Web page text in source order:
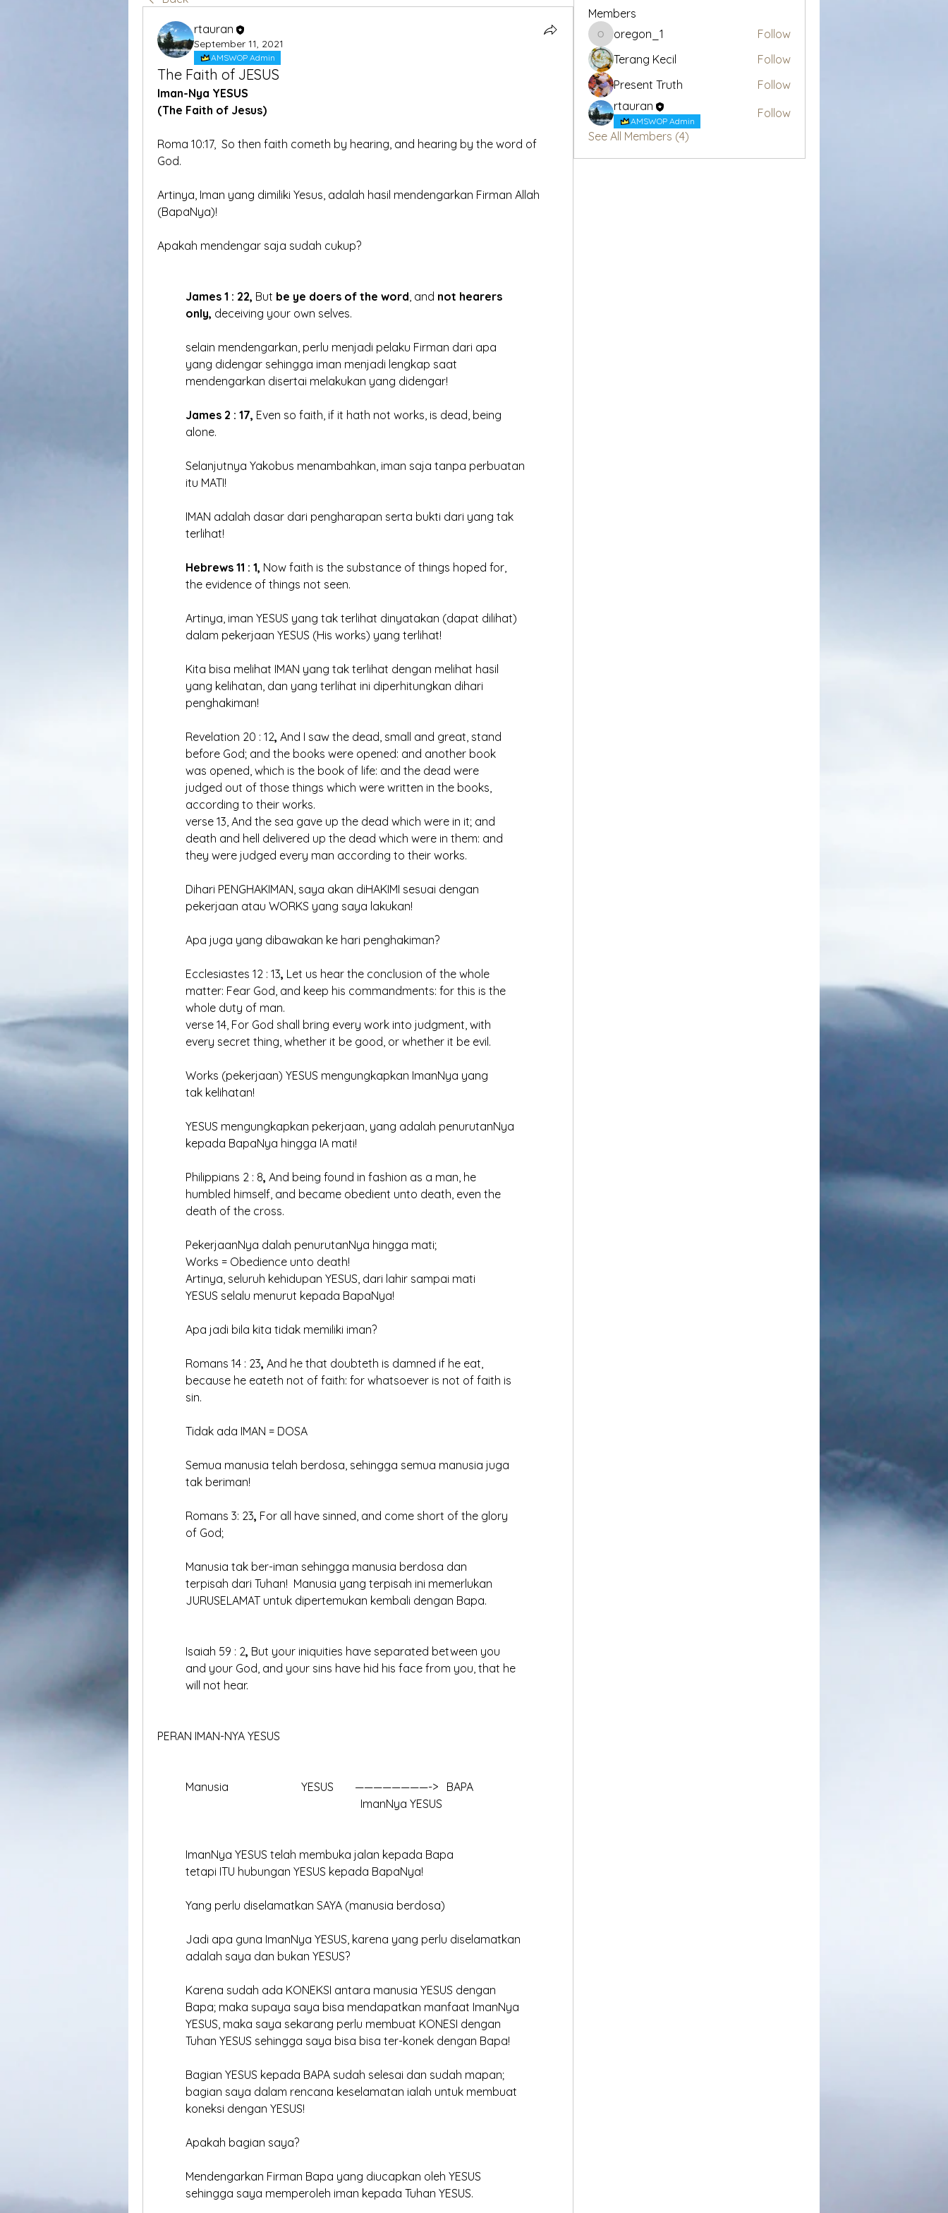
rtauran
September 11, 2021
AMSWOP Admin
The Faith of JESUS
Iman-Nya YESUS
(The Faith of Jesus)
Roma 10:17,  So then faith cometh by hearing, and hearing by the word of
God.
Artinya, Iman yang dimiliki Yesus, adalah hasil mendengarkan Firman Allah
(BapaNya)!
Apakah mendengar saja sudah cukup?
James 1 : 22, But be ye doers of the word , and
only, deceiving your own selves.
	selain mendengarkan, perlu menjadi pelaku Firman dari apa
	yang didengar sehingga iman menjadi lengkap saat
	mendengarkan disertai melakukan yang didengar!
James 2 : 17, Even so faith, if it hath not works, is dead, being
	alone.
	Selanjutnya Yakobus menambahkan, iman saja tanpa perbuatan
	itu MATI!
	IMAN adalah dasar dari pengharapan serta bukti dari yang tak
terlihat!
Hebrews 11 : 1, Now faith is the substance of things hoped for,
	the evidence of things not seen.
	dalam pekerjaan YESUS (His works) yang terlihat!
	Kita bisa melihat IMAN yang tak terlihat dengan melihat hasil
	yang kelihatan, dan yang terlihat ini diperhitungkan dihari
	penghakiman!
	Revelation 20 : 12
, And I saw the dead, small and great, stand
	before God; and the books were opened: and another book
	was opened, which is the book of life: and the dead were
	judged out of those things which were written in the books,
	according to their works.
	verse 13, And the sea gave up the dead which were in it; and
	death and hell delivered up the dead which were in them: and
	they were judged every man according to their works.
	Dihari PENGHAKIMAN, saya akan diHAKIMI sesuai dengan
	pekerjaan atau WORKS yang saya lakukan!
	Apa juga yang dibawakan ke hari penghakiman?
	Ecclesiastes 12 : 13
, Let us hear the conclusion of the whole
	matter: Fear God, and keep his commandments: for this is the
	whole duty of man.
	verse 14, For God shall bring every work into judgment, with
	every secret thing, whether it be good, or whether it be evil.
	Works (pekerjaan) YESUS mengungkapkan ImanNya yang
	tak kelihatan!
	YESUS mengungkapkan pekerjaan, yang adalah penurutanNya
	kepada BapaNya hingga IA mati!
	Philippians 2 : 8
, And being found in fashion as a man, he
	humbled himself, and became obedient unto death, even the
	death of the cross.
	PekerjaanNya dalah penurutanNya hingga mati;
	Works = Obedience unto death!
	Artinya, seluruh kehidupan YESUS, dari lahir sampai mati
	YESUS selalu menurut kepada BapaNya!
	Apa jadi bila kita tidak memiliki iman?
	Romans 14 : 23
, And he that doubteth is damned if he eat,
	because he eateth not of faith: for whatsoever is not of faith is
	sin.
	Tidak ada IMAN = DOSA
	Semua manusia telah berdosa, sehingga semua manusia juga
	tak beriman!
	Romans 3: 23
, For all have sinned, and come short of the glory
	of God;
	Manusia tak ber-iman sehingga manusia berdosa dan
	terpisah dari Tuhan!  Manusia yang terpisah ini memerlukan
	JURUSELAMAT untuk dipertemukan kembali dengan Bapa.
	Isaiah 59 : 2
, But your iniquities have separated between you
	and your God, and your sins have hid his face from you, that he
	will not hear.
PERAN IMAN-NYA YESUS
	Manusia			 YESUS 	————————->   BAPA
						            ImanNya YESUS
	ImanNya YESUS telah membuka jalan kepada Bapa
	tetapi ITU hubungan YESUS kepada BapaNya!
	Yang perlu diselamatkan SAYA (manusia berdosa)
	Jadi apa guna ImanNya YESUS, karena yang perlu diselamatkan
	adalah saya dan bukan YESUS?
	Karena sudah ada KONEKSI antara manusia YESUS dengan
	Bapa; maka supaya saya bisa mendapatkan manfaat ImanNya
	YESUS, maka saya sekarang perlu membuat KONESI dengan
	Tuhan YESUS sehingga saya bisa bisa ter-konek dengan Bapa!
	Bagian YESUS kepada BAPA sudah selesai dan sudah mapan;
	bagian saya dalam rencana keselamatan ialah untuk membuat
	koneksi dengan YESUS!
	Apakah bagian saya?
	Mendengarkan Firman Bapa yang diucapkan oleh YESUS
	sehingga saya memperoleh iman kepada Tuhan YESUS.
Members
oregon_1
oregon_1
Follow
Terang Kecil
Follow
Present Truth
Follow
rtauran
AMSWOP Admin
Follow
See All Members (4)